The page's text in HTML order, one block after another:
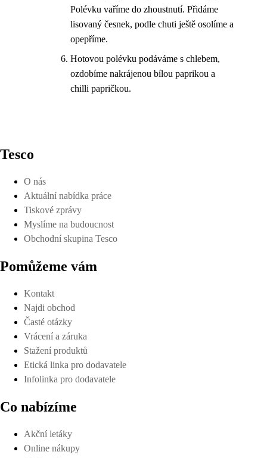
Polévku vaříme do zhoustnutí. Přidáme
lisovaný česnek, podle chuti ještě osolíme a
opepříme.
Hotovou polévku podáváme s chlebem,
ozdobíme nakrájenou bílou paprikou a
chilli papričkou.
Tesco
O nás
Aktuální nabídka práce
Tiskové zprávy
Myslíme na budoucnost
Obchodní skupina Tesco
Pomůžeme vám
Kontakt
Najdi obchod
Časté otázky
Vrácení a záruka
Stažení produktů
Etická linka pro dodavatele
Infolinka pro dodavatele
Co nabízíme
Akční letáky
Online nákupy